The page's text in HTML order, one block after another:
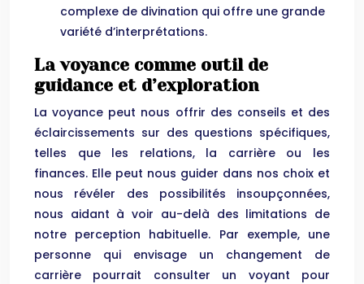
complexe de divination qui offre une grande
variété d’interprétations.
La voyance comme outil de
guidance et d’exploration
La voyance peut nous offrir des conseils et des
éclaircissements sur des questions spécifiques,
telles que les relations, la carrière ou les
finances. Elle peut nous guider dans nos choix et
nous révéler des possibilités insoupçonnées,
nous aidant à voir au-delà des limitations de
notre perception habituelle. Par exemple, une
personne qui envisage un changement de
carrière pourrait consulter un voyant pour